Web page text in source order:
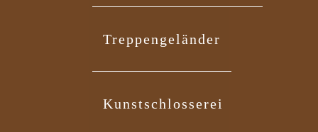
Treppengeländer
Kunstschlosserei